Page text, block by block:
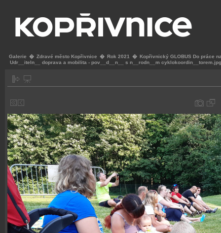
Galerie � Zdravé město Kopřivnice � Rok 2021 � Kopřivnický GLOBUS Do práce
Udr__iteln__ doprava a mobilita - pov__d__n__ s n__rodn__m cyklokoordin__torem.jpg